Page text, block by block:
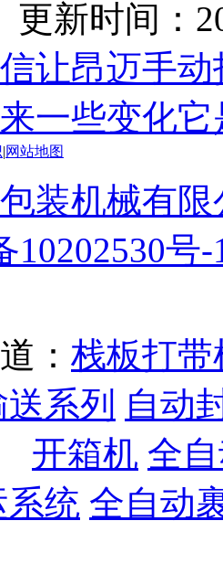
更新时间：
让昂迈手
一些变化
网站地图
装机械有限
10202530号-
： 栈板打带
系列 自动
开箱机 全
系统 全自动